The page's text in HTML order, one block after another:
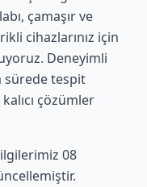
çamaşır ve
cihazlarınız için
Deneyimli
sürede tespit
çözümler
08